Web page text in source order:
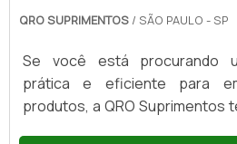
QRO SUPRIMENTOS / SÃO PAULO - SP
Se você está procurando
prática e eficiente para
produtos, a QRO Suprimentos